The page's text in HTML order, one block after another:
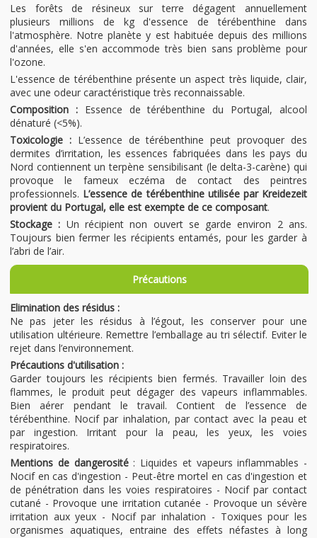
Les forêts de résineux sur terre dégagent annuellement
plusieurs millions de kg d'essence de térébenthine dans
l'atmosphère. Notre planète y est habituée depuis des millions
d'années, elle s'en accommode très bien sans problème pour
l'ozone.
L'essence de térébenthine présente un aspect très liquide, clair,
avec une odeur caractéristique très reconnaissable.
Composition : Essence de térébenthine du Portugal, alcool
dénaturé (<5%).
Toxicologie : L’essence de térébenthine peut provoquer des
dermites d’irritation, les essences fabriquées dans les pays du
Nord contiennent un terpène sensibilisant (le delta-3-carène) qui
provoque le fameux eczéma de contact des peintres
professionnels. L’essence de térébenthine utilisée par Kreidezeit
provient du Portugal, elle est exempte de ce composant.
Stockage : Un récipient non ouvert se garde environ 2 ans.
Toujours bien fermer les récipients entamés, pour les garder à
l’abri de l’air.
Précautions
Elimination des résidus :
Ne pas jeter les résidus à l’égout, les conserver pour une
utilisation ultérieure. Remettre l’emballage au tri sélectif. Eviter le
rejet dans l’environnement.
Précautions d'utilisation :
Garder toujours les récipients bien fermés. Travailler loin des
flammes, le produit peut dégager des vapeurs inflammables.
Bien aérer pendant le travail. Contient de l’essence de
térébenthine. Nocif par inhalation, par contact avec la peau et
par ingestion. Irritant pour la peau, les yeux, les voies
respiratoires.
Mentions de dangerosité : Liquides et vapeurs inflammables -
Nocif en cas d'ingestion - Peut-être mortel en cas d'ingestion et
de pénétration dans les voies respiratoires - Nocif par contact
cutané - Provoque une irritation cutanée - Provoque un sévère
irritation aux yeux - Nocif par inhalation - Toxiques pour les
organismes aquatiques, entraine des effets néfastes à long